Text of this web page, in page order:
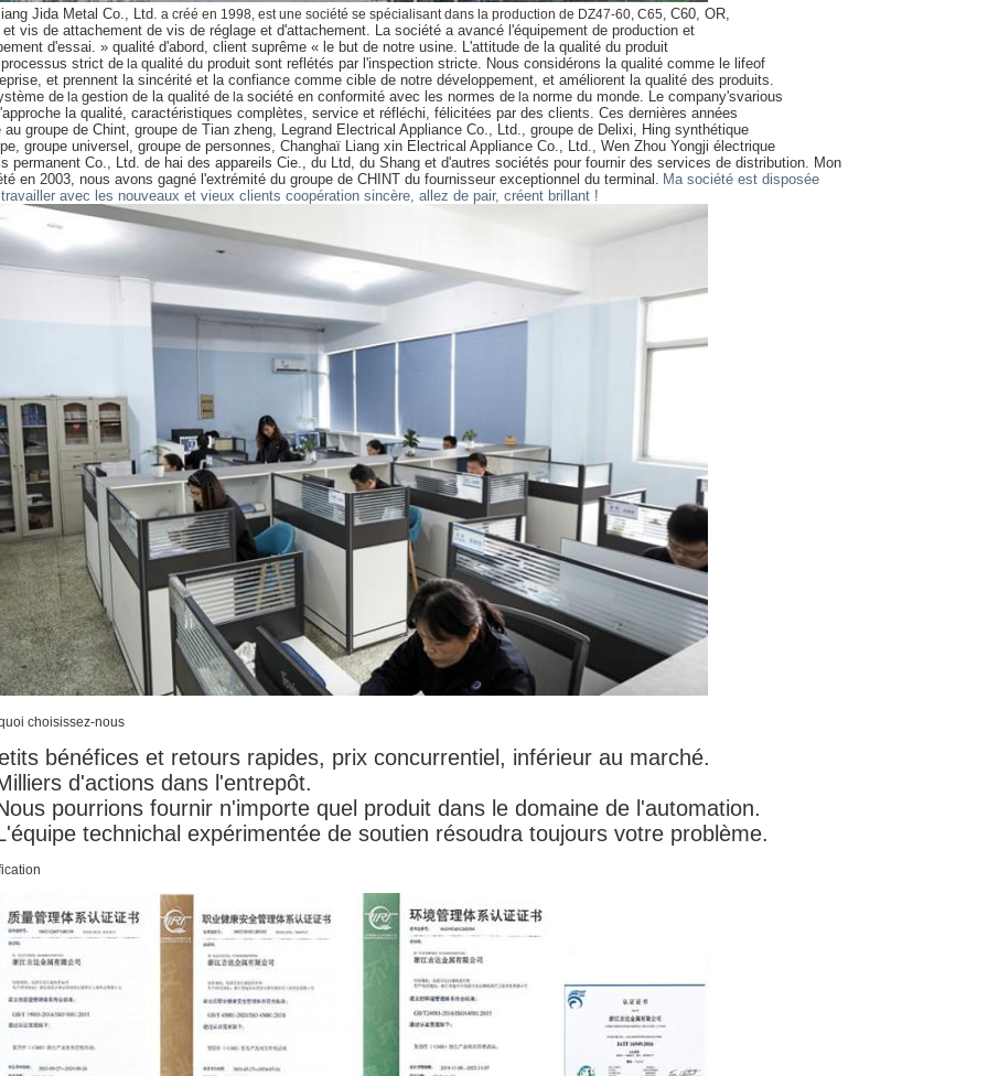
Jida Metal Co., Ltd. a créé en 1998, est une société se spécialisant dans la production de DZ47-60, C65, C60, OR,
et vis de attachement de vis de réglage et d'attachement. La société a avancé l'équipement de production et
d'essai. » qualité d'abord, client suprême « le but de notre usine. L'attitude de la qualité du produit
strict de la qualité du produit sont reflétés par l'inspection stricte. Nous considérons la qualité comme le lifeof
et prennent la sincérité et la confiance comme cible de notre développement, et améliorent la qualité des produits.
de la gestion de la qualité de la société en conformité avec les normes de la norme du monde. Le company'svarious
la qualité, caractéristiques complètes, service et réfléchi, félicitées par des clients. Ces dernières années
au groupe de Chint, groupe de Tian zheng, Legrand Electrical Appliance Co., Ltd., groupe de Delixi, Hing synthétique
groupe universel, groupe de personnes, Changhaï Liang xin Electrical Appliance Co., Ltd., Wen Zhou Yongji électrique
permanent Co., Ltd. de hai des appareils Cie., du Ltd, du Shang et d'autres sociétés pour fournir des services de distribution. Mon
en 2003, nous avons gagné l'extrémité du groupe de CHINT du fournisseur exceptionnel du terminal. Ma société est disposée
avec les nouveaux et vieux clients coopération sincère, allez de pair, créent brillant !
choisissez-nous
bénéfices et retours rapides, prix concurrentiel, inférieur au marché.
d'actions dans l'entrepôt.
pourrions fournir n'importe quel produit dans le domaine de l'automation.
technichal expérimentée de soutien résoudra toujours votre problème.